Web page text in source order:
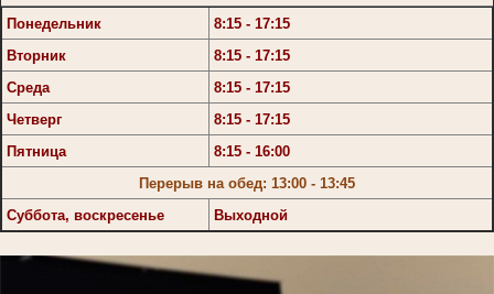
Понедельник
8:15 - 17:15
Вторник
8:15 - 17:15
Среда
8:15 - 17:15
Четверг
8:15 - 17:15
Пятница
8:15 - 16:00
Перерыв на обед: 13:00 - 13:45
Суббота, воскресенье
Выходной